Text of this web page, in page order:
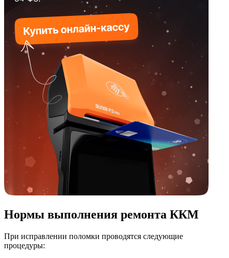
Нормы выполнения ремонта ККМ
При исправлении поломки проводятся следующие
процедуры: